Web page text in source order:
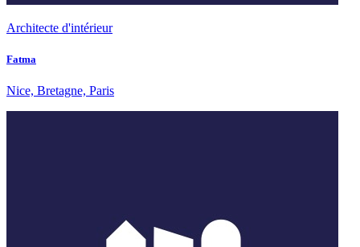
Architecte d'intérieur
Fatma
Nice, Bretagne, Paris